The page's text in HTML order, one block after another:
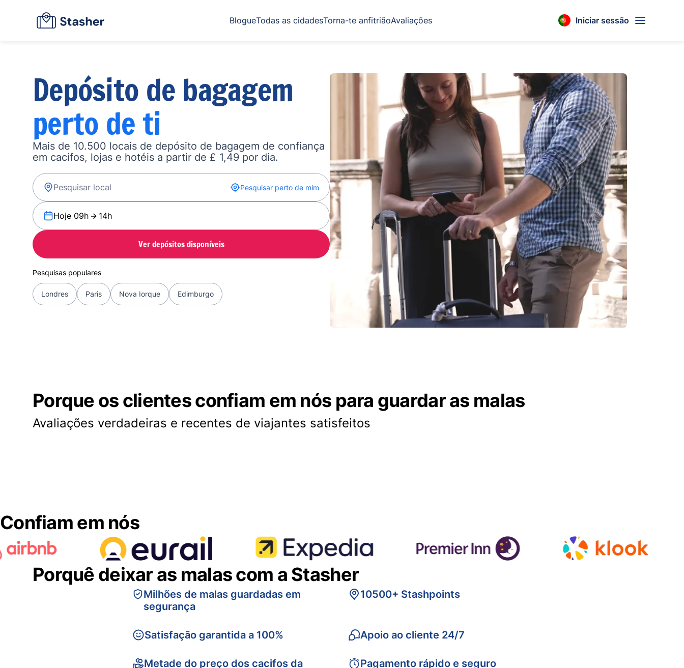
BlogueTodas as cidadesTorna-te anfitriãoAvaliações Iniciar sessão
Depósito de bagagem
perto de ti
Mais de 10.500 locais de depósito de bagagem de confiança
em cacifos, lojas e hotéis a partir de £ 1,49 por dia.
Pesquisar perto de mim
Hoje 09h 14h
Ver depósitos disponíveis
Pesquisas populares
Londres Paris Nova Iorque Edimburgo
Porque os clientes confiam em nós para guardar as malas
Avaliações verdadeiras e recentes de viajantes satisfeitos
Confiam em nós
Porquê deixar as malas com a Stasher
Milhões de malas guardadas em
segurança
Satisfação garantida a 100%
Metade do preço dos cacifos da
10500+ Stashpoints
Apoio ao cliente 24/7
Pagamento rápido e seguro